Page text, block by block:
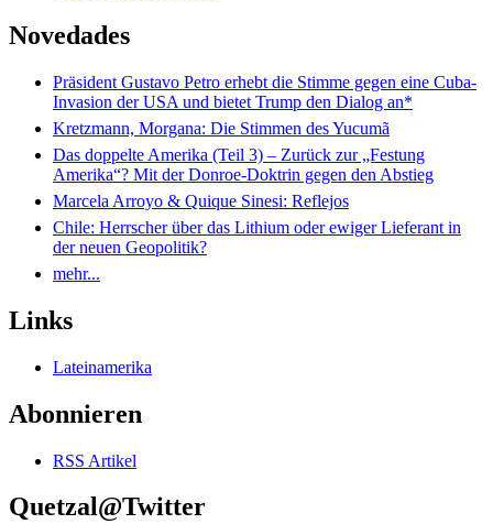
Novedades
Präsident Gustavo Petro erhebt die Stimme gegen eine Cuba-
Invasion der USA und bietet Trump den Dialog an*
Kretzmann, Morgana: Die Stimmen des Yucumã
Das doppelte Amerika (Teil 3) – Zurück zur „Festung
Amerika“? Mit der Donroe-Doktrin gegen den Abstieg
Marcela Arroyo & Quique Sinesi: Reflejos
Chile: Herrscher über das Lithium oder ewiger Lieferant in
der neuen Geopolitik?
mehr...
Links
Lateinamerika
Abonnieren
RSS Artikel
Quetzal@Twitter